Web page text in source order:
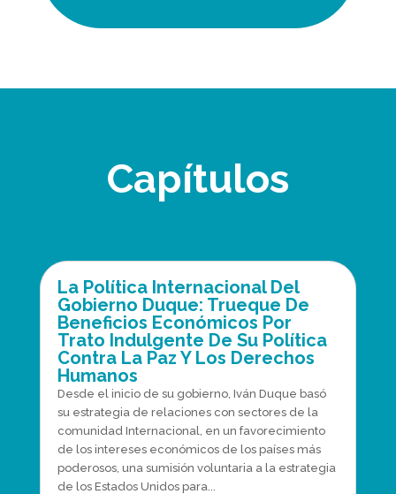
Capítulos
La Política Internacional Del
Gobierno Duque: Trueque De
Beneficios Económicos Por
Trato Indulgente De Su Política
Contra La Paz Y Los Derechos
Humanos
Desde el inicio de su gobierno, Iván Duque basó
su estrategia de relaciones con sectores de la
comunidad Internacional, en un favorecimiento
de los intereses económicos de los países más
poderosos, una sumisión voluntaria a la estrategia
de los Estados Unidos para...